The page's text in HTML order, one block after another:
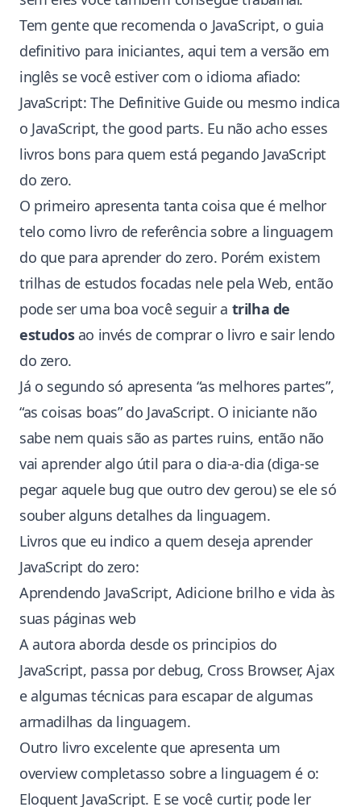
Tem gente que recomenda o JavaScript, o guia
definitivo para iniciantes, aqui tem a versão em
inglês se você estiver com o idioma afiado:
JavaScript: The Definitive Guideou mesmo indica
o JavaScript, the good parts. Eu não acho esses
livros bons para quem está pegando JavaScript
do zero.
O primeiro apresenta tanta coisa que é melhor
telo como livro de referência sobre a linguagem
do que para aprender do zero. Porém existem
trilhas de estudos focadas nele pela Web, então
pode ser uma boa você seguir a trilha de
estudosao invés de comprar o livro e sair lendo
do zero.
Já o segundo só apresenta “as melhores partes”,
“as coisas boas” do JavaScript. O iniciante não
sabe nem quais são as partes ruins, então não
vai aprender algo útil para o dia-a-dia (diga-se
pegar aquele bug que outro dev gerou) se ele só
souber alguns detalhes da linguagem.
Livros que eu indico a quem deseja aprender
JavaScript do zero:
Aprendendo JavaScript, Adicione brilho e vida às
suas páginas web
A autora aborda desde os principios do
JavaScript, passa por debug, Cross Browser, Ajax
e algumas técnicas para escapar de algumas
armadilhas da linguagem.
Outro livro excelente que apresenta um
overview completasso sobre a linguagem é o:
Eloquent JavaScript. E se você curtir, pode ler